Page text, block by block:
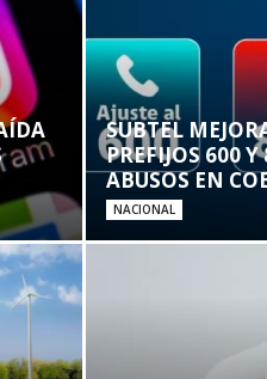
SUBTEL
PREFIJOS 600
ABUSOS EN
NACIONAL